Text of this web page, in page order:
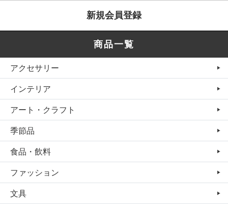
新規会員登録
商品一覧
アクセサリー
インテリア
アート・クラフト
季節品
食品・飲料
ファッション
文具